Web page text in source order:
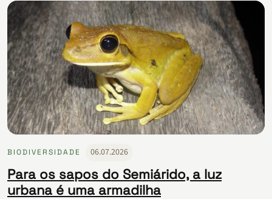
BIODIVERSIDADE 06.07.2026
Para os sapos do Semiárido, a luz
urbana é uma armadilha